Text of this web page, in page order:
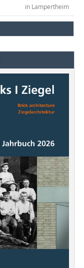
in Lampertheim